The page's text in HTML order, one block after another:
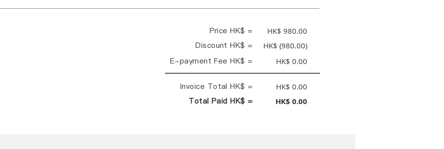
Price HK$ = HK$ 980.00
Discount HK$ = HK$ (980.00)
E-payment Fee HK$ = HK$ 0.00
Invoice Total HK$ = HK$ 0.00
Total Paid HK$ = HK$ 0.00